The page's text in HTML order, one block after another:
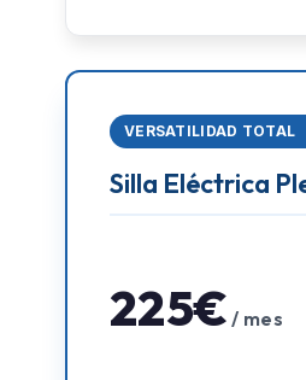
VERSATILIDAD TOTAL
Silla Eléctrica
225€ / mes